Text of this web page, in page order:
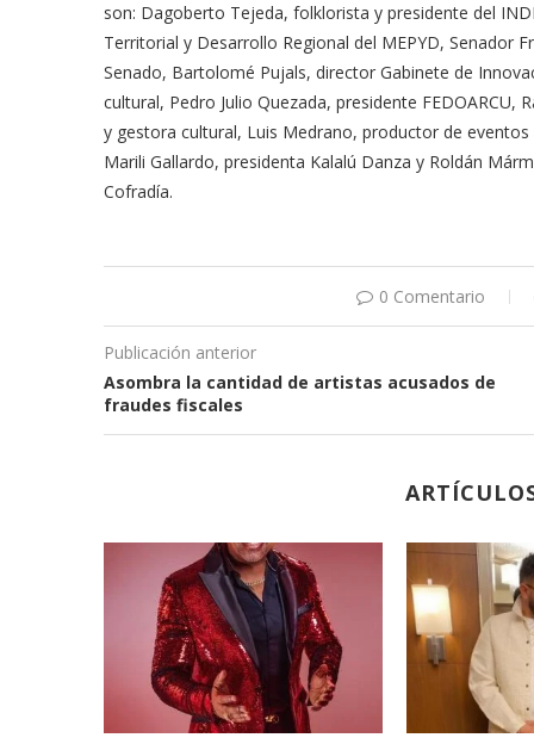
son: Dagoberto Tejeda, folklorista y presidente del
Territorial y Desarrollo Regional del MEPYD, Senador
Senado, Bartolomé Pujals, director Gabinete de
cultural, Pedro Julio Quezada, presidente
y gestora cultural, Luis Medrano, productor de
Marili Gallardo, presidenta Kalalú Danza y Roldán
Cofradía.
0 Comentario
Publicación anterior
Asombra la cantidad de artistas acusados de
fraudes fiscales